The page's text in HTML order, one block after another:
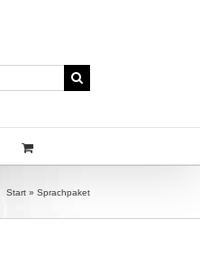
Start » Sprachpaket